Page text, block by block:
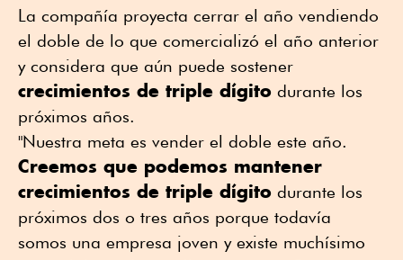
La compañía proyecta cerrar el año vendiendo
el doble de lo que comercializó el año anterior
y considera que aún puede sostener
crecimientos de triple dígito durante los
próximos años.
"Nuestra meta es vender el doble este año.
Creemos que podemos mantener
crecimientos de triple dígito durante los
próximos dos o tres años porque todavía
somos una empresa joven y existe muchísimo